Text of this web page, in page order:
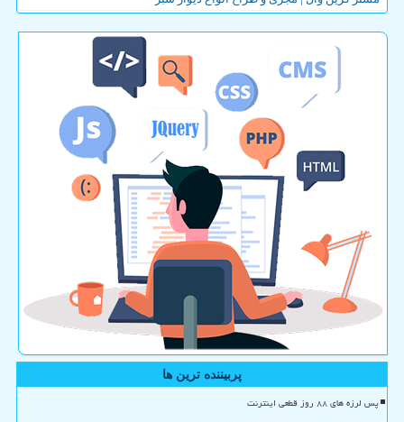
پربیننده ترین ها
پس لرزه های ۸۸ روز قطعی اینترنت